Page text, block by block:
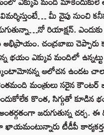
మీ వైపు నుంచి
రియాక్షన్‌.
చంద్రబాబు
ఎక్కువ మందిలో ఉన్నట్టు
ఆలోచన ఉందట
మంత్రులు సరైన కౌంటర్‌
కొంత, సిగ్గుతో కూడిన
జరుగుతున్న చర్చ.
టీడీపీ